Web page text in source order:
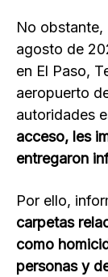
No obstante,
agosto de
en El Paso,
aeropuerto
autoridades
acceso, les
entregaron
Por ello,
carpetas
como
personas y